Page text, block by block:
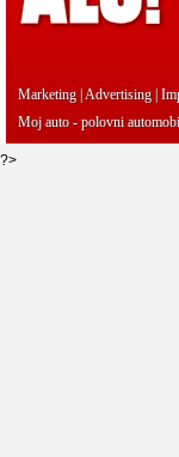
Marketing|Advertising|
Moj auto - polovni
?>